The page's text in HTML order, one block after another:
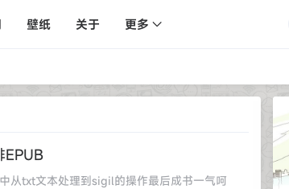
壁纸 关于 更多
EPUB
从txt文本处理到sigil的操作最后成书一气呵